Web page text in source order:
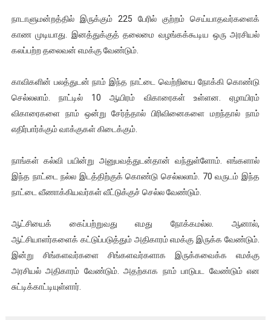
நாடாளுமன்றத்தில் இருக்கும் 225 பேரில் குற்றம் செய்யாதவர்களைக்
காண முடியாது. இனத்துக்குத் தலைமை வழங்கக்கூடிய ஒரு அரசியல்
கலப்பற்ற தலைவன் எமக்கு வேண்டும்.
காவிகளின் பலத்துடன் நாம் இந்த நாட்டை வெற்றியை நோக்கி கொண்டு
செல்லலாம். நாட்டில் 10 ஆயிரம் விகாரைகள் உள்ளன. ஏழாயிரம்
விகாரைகளை நாம் ஒன்று சேர்த்தால் பிரிவினைகளை மறந்தால் நாம்
எதிர்பார்க்கும் வாக்குகள் கிடைக்கும்.
நாங்கள் கல்வி பயின்று அனுபவத்துடன்தான் வந்துள்ளோம். எங்களால்
இந்த நாட்டை நல்ல இடத்திற்குக் கொண்டு செல்லலாம். 70 வருடம் இந்த
நாட்டை வீணாக்கியவர்கள் வீட்டுக்குச் செல்ல வேண்டும்.
ஆட்சியைக் கைப்பற்றுவது எமது நோக்கமல்ல. ஆனால்,
ஆட்சியாளர்களைக் கட்டுப்படுத்தும் அதிகாரம் எமக்கு இருக்க வேண்டும்.
இன்று சிங்களவர்களை சிங்களவர்களாக இருக்கவைக்க எமக்கு
அரசியல் அதிகாரம் வேண்டும். அதற்காக நாம் பாடுபட வேண்டும் என
சுட்டிக்காட்டியுள்ளார்.